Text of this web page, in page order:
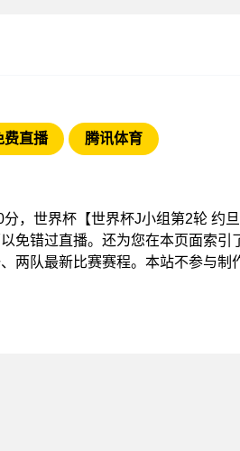
费直播 腾讯体育
，世界杯【世界杯J小组第2轮 约
免错过直播。还为您在本页面索
两队最新比赛赛程。本站不参与